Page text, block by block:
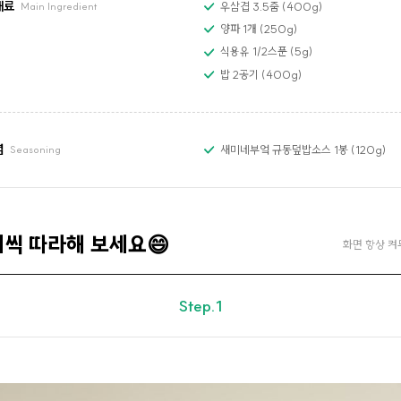
료 Main Ingredient
우삼겹 3.5줌 (400g)
양파 1개 (250g)
식용유 1/2스푼 (5g)
밥 2공기 (400g)
Seasoning 새미네부엌 규동덮밥소스 1봉 (120g)
따라해 보세요😄 화면 항상 켜
Step.1